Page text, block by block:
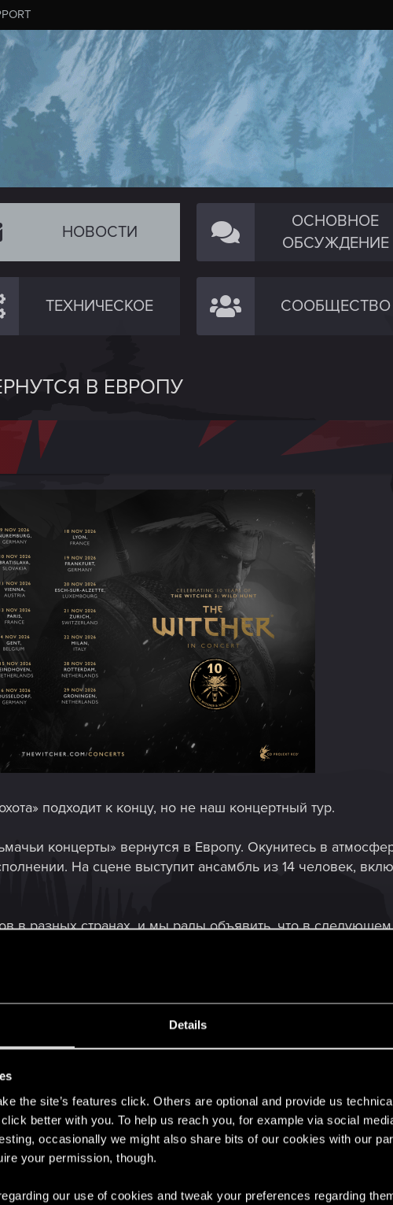
Details
the site’s features click. Others are optional and provide us
better with you. To help us reach you, for example via social
occasionally we might also share bits of our cookies with our
your permission, though.
our use of cookies and tweak your preferences regarding
НОВОСТИ
ОСНОВНОЕ
ОБСУЖДЕНИЕ
ТЕХНИЧЕСКОЕ СООБЩЕСТВО
В ЕВРОПУ
подходит к концу, но не наш концертный тур.
концерты» вернутся в Европу. Окунитесь в
На сцене выступит ансамбль из 14 человек,
в разных странах, и мы рады объявить, что в
Италию, Шотландию, Словакию и Швейцарию, а
Бельгию, Англию, Францию, Германию, Нидерланды,
21 ноября: